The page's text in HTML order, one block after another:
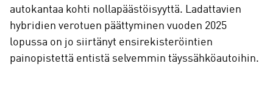
autokantaa kohti nollapäästöisyyttä. Ladattavien
hybridien verotuen päättyminen vuoden 2025
lopussa on jo siirtänyt ensirekisteröintien
painopistettä entistä selvemmin täyssähköautoihin.